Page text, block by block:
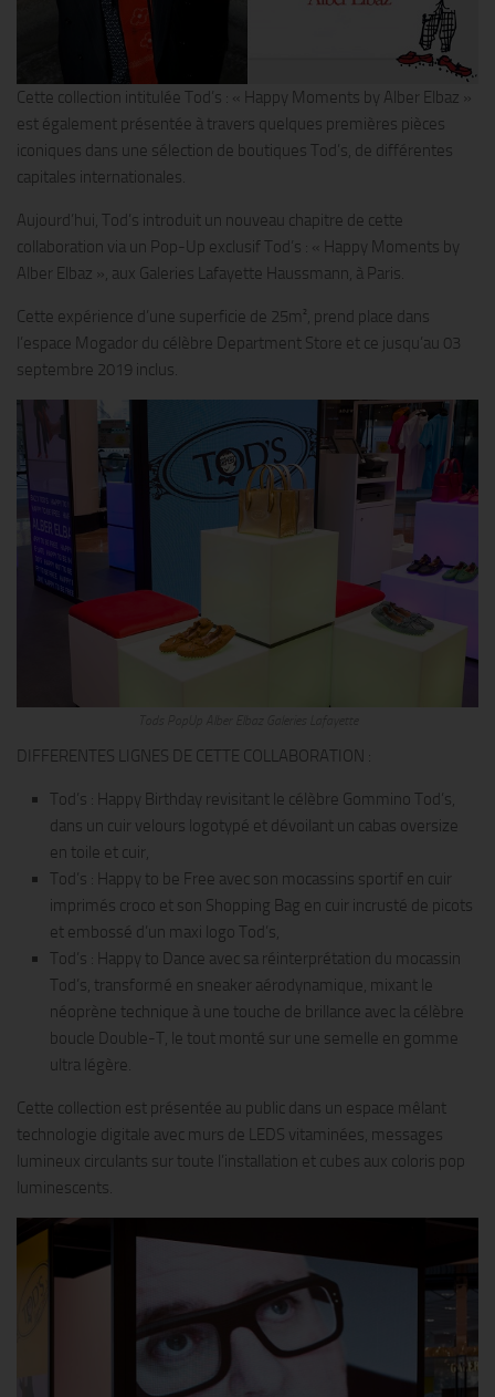
Cette collection intitulée Tod’s : « Happy Moments by Alber Elbaz »
est également présentée à travers quelques premières pièces
iconiques dans une sélection de boutiques Tod’s, de différentes
capitales internationales.
Aujourd’hui, Tod’s introduit un nouveau chapitre de cette
collaboration via un Pop-Up exclusif Tod’s : « Happy Moments by
Alber Elbaz », aux Galeries Lafayette Haussmann, à Paris.
Cette expérience d’une superficie de 25m², prend place dans
l’espace Mogador du célèbre Department Store et ce jusqu’au 03
septembre 2019 inclus.
DIFFERENTES LIGNES DE CETTE COLLABORATION :
Tod’s : Happy Birthday revisitant le célèbre Gommino Tod’s,
dans un cuir velours logotypé et dévoilant un cabas oversize
en toile et cuir,
Tod’s : Happy to be Free avec son mocassins sportif en cuir
imprimés croco et son Shopping Bag en cuir incrusté de picots
et embossé d’un maxi logo Tod’s,
Tod’s : Happy to Dance avec sa réinterprétation du mocassin
Tod’s, transformé en sneaker aérodynamique, mixant le
néoprène technique à une touche de brillance avec la célèbre
boucle Double-T, le tout monté sur une semelle en gomme
ultra légère.
Cette collection est présentée au public dans un espace mêlant
technologie digitale avec murs de LEDS vitaminées, messages
lumineux circulants sur toute l’installation et cubes aux coloris pop
luminescents.